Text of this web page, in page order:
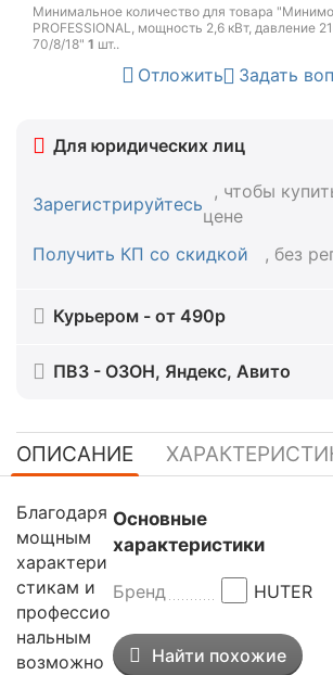
Минимальное количество для товара
PROFESSIONAL, мощность 2,6 кВт, давление
70/8/18" 1 шт..
Отложить Задать
Для юридических лиц
Зарегистрируйтесь
, чтобы
цене
Получить КП со скидкой
, без
Курьером - от 490р
ПВЗ - ОЗОН, Яндекс, Авито
ОПИСАНИЕ
Благодаря
мощным
характери
стикам и
профессио
нальным
возможно
Основные
характеристики
Бренд HUTER
Найти похожие